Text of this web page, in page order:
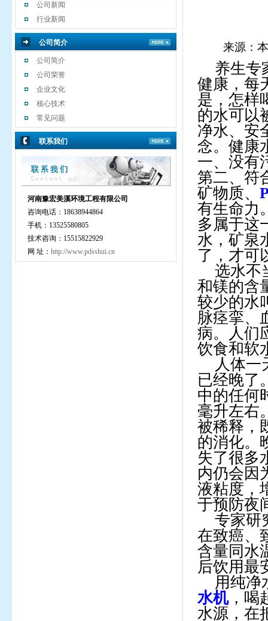
公司新闻
行业新闻
公司简介
公司简介
公司荣誉
企业文化
核心技术
常见问题
联系我们
河南豫宏美溪环境工程有限公司
咨询电话：18638944864
手机：13525580805
技术咨询：15515822929
网 址： http://www.pdsshui.cn
来源：
养生专
健康，每
是，怎样
的水可以
净水、安
念。健康
一、没有
第二、符
矿物质、
有生命力
多属于这
水，矿泉
了，才可
选水不
和镁的含
较少的水
脉痉挛、
病。人们
饮食和软
人体一
已经晚了
中的任何
毫升左右
被稀释，
的消化。
失了很多
内仍会因
液粘度，
于预防夜
专家研
在致癌、
含量同水
后饮用最
用纯净
水机，喝
水源，在